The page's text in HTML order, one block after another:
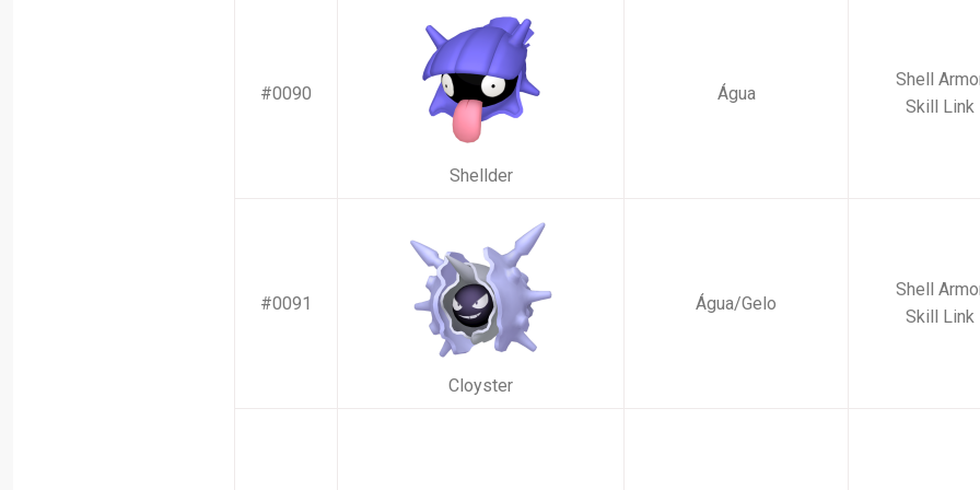
#0090
Shellder
Água
Shell
Skill Link
#0091
Cloyster
Água/Gelo
Shell
Skill Link